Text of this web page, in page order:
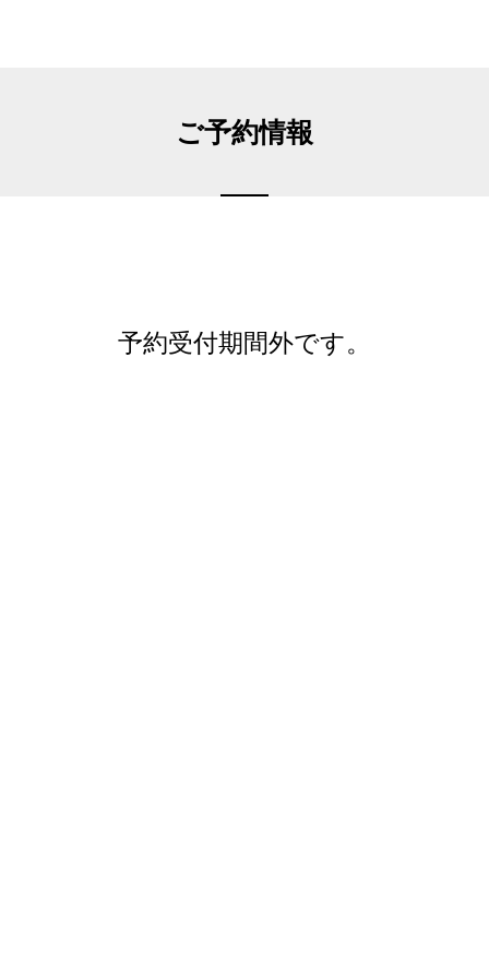
ご予約情報
予約受付期間外です。